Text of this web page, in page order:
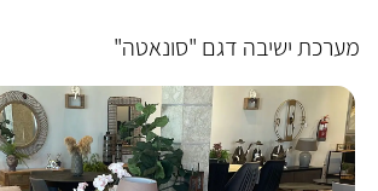
מערכת ישיבה דגם "סונאטה"